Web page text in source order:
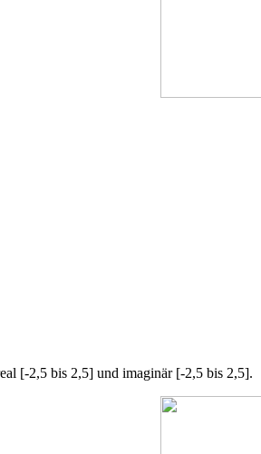
[-2,5 bis 2,5] und imaginär [-2,5 bis 2,5].